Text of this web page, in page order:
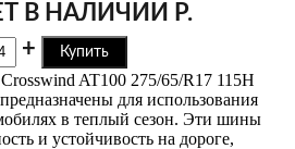
В НАЛИЧИИ Р.
+ Купить
AT100 275/65/R17 115H
для использования
в теплый сезон. Эти шины
и устойчивость на дороге,